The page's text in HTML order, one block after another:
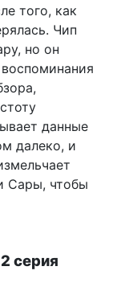
того, как
Чип
но он
данные
далеко, и
Сары, чтобы
серия